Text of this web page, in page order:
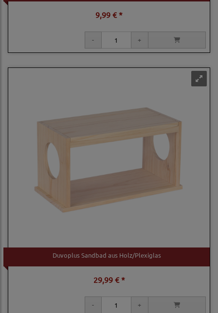
9,99 € *
Duvoplus Sandbad aus Holz/Plexiglas
29,99 € *